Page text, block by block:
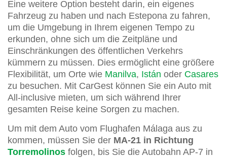
Eine weitere Option besteht darin, ein eigenes
Fahrzeug zu haben und nach Estepona zu fahren,
um die Umgebung in Ihrem eigenen Tempo zu
erkunden, ohne sich um die Zeitpläne und
Einschränkungen des öffentlichen Verkehrs
kümmern zu müssen. Dies ermöglicht eine größere
Flexibilität, um Orte wie Manilva, Istán oder Casares
zu besuchen. Mit CarGest können Sie ein Auto mit
All-inclusive mieten, um sich während Ihrer
gesamten Reise keine Sorgen zu machen.
Um mit dem Auto vom Flughafen Málaga aus zu
kommen, müssen Sie der MA-21 in Richtung
Torremolinos folgen, bis Sie die Autobahn AP-7 in